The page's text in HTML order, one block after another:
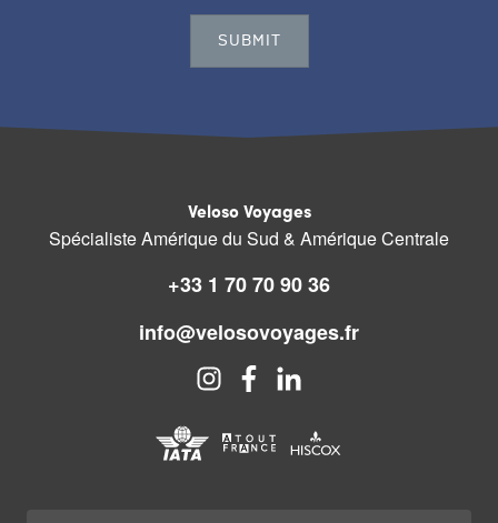
Veloso Voyages
Spécialiste Amérique du Sud & Amérique Centrale
+33 1 70 70 90 36
info@velosovoyages.fr